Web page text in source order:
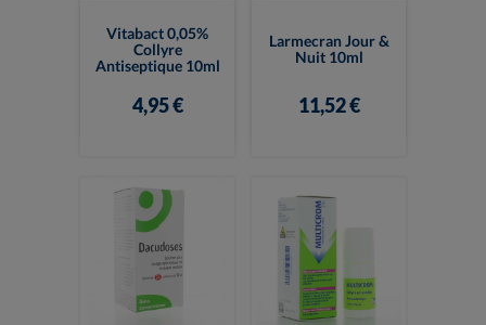
Vitabact 0,05%
Collyre
Antiseptique 10ml
4,95 €
Larmecran Jour &
Nuit 10ml
11,52 €